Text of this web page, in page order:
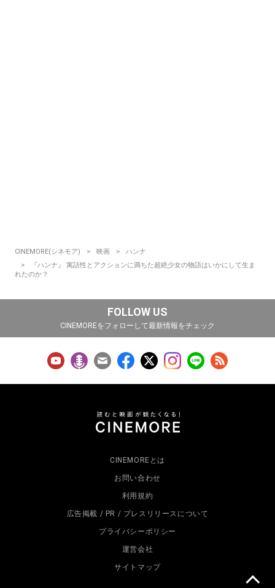
CINEMORE(シネモア) 映画
ハンナ
『ハンナ』 寓話性とアクションに満ちた超絶少女の物語はいかにして生ま
れたのか？
FOLLOW US
CINEMOREをフォローして最新情報をチェック
CINEMOREとは
お問い合わせ
利用規約
広告掲載 / PR / プレスリリースについて
プライバシーポリシー
運営会社
サイトマップ